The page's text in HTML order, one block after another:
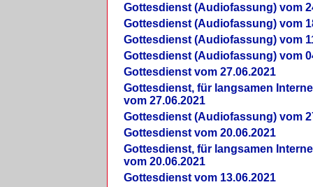
Gottesdienst (Audiofassung) vom
Gottesdienst (Audiofassung) vom
Gottesdienst (Audiofassung) vom
Gottesdienst (Audiofassung) vom
Gottesdienst vom 27.06.2021
Gottesdienst, für langsamen
vom 27.06.2021
Gottesdienst (Audiofassung) vom
Gottesdienst vom 20.06.2021
Gottesdienst, für langsamen
vom 20.06.2021
Gottesdienst vom 13.06.2021